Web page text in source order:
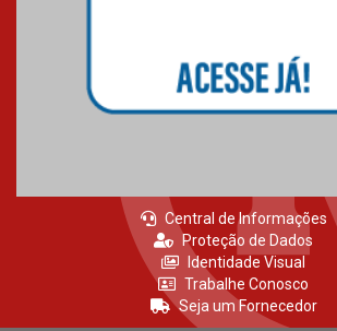
Central de Informações
Proteção de Dados
Identidade Visual
Trabalhe Conosco
Seja um Fornecedor